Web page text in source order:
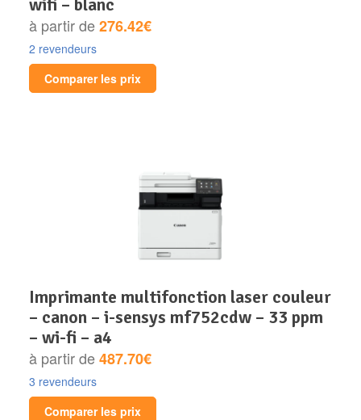
à partir de276.42€
2 revendeurs
Comparer les prix
imprimante multifonction laser couleur
– canon – i-sensys mf752cdw – 33 ppm
– wi-fi – a4
à partir de487.70€
3 revendeurs
Comparer les prix